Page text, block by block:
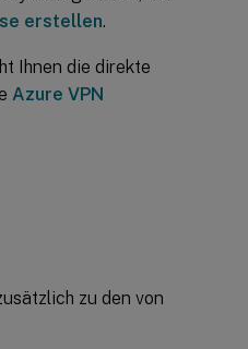
erstellen.
Ihnen die direkte
Azure VPN
zu den von